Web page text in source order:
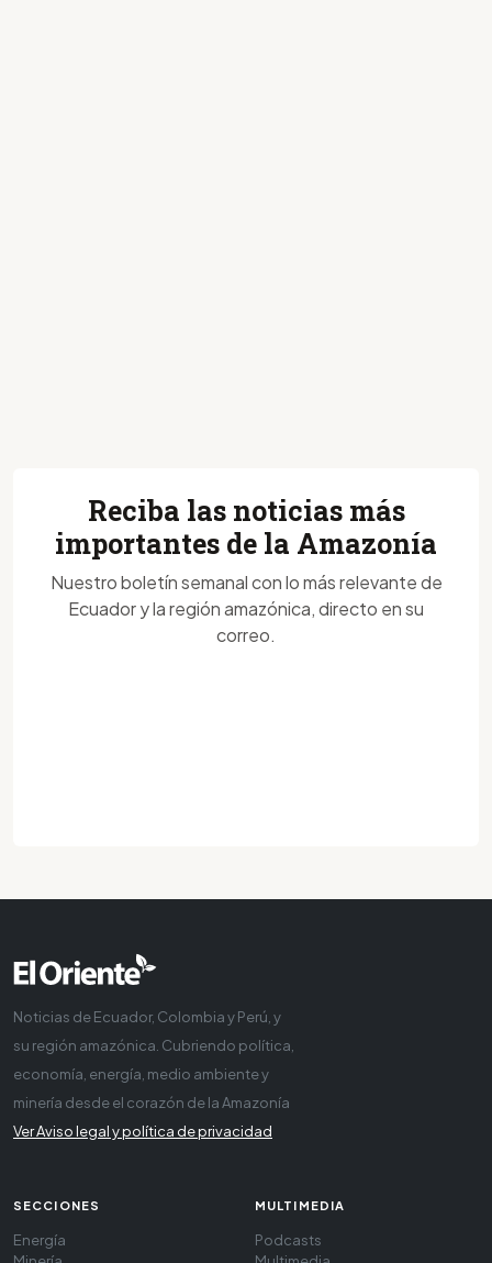
Reciba las noticias más
importantes de la Amazonía
Nuestro boletín semanal con lo más relevante de
Ecuador y la región amazónica, directo en su
correo.
Noticias de Ecuador, Colombia y Perú, y
su región amazónica. Cubriendo política,
economía, energía, medio ambiente y
minería desde el corazón de la Amazonía
Ver Aviso legal y política de privacidad
SECCIONES
Energía
MULTIMEDIA
Podcasts